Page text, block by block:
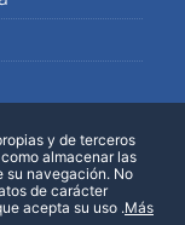
y de terceros
almacenar las
su navegación. No
de carácter
acepta su uso .Más